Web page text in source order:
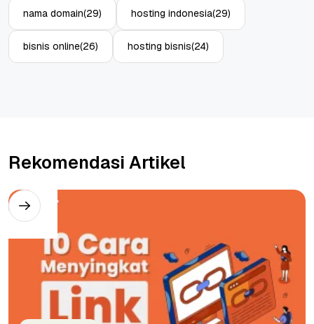
nama domain(29) hosting indonesia(29)
bisnis online(26) hosting bisnis(24)
Rekomendasi Artikel